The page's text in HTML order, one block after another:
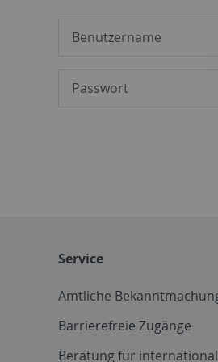
Service
Amtliche
Barrierefreie Zugänge
Beratung für